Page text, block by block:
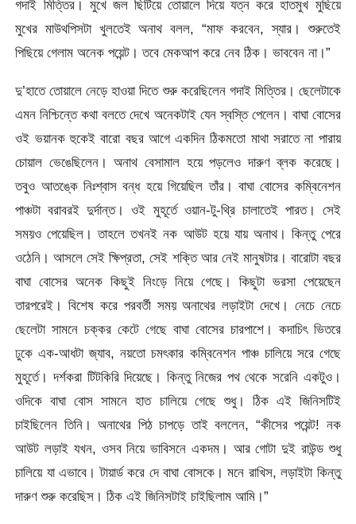
গদাই মিত্তির। মুখে জল ছিটিয়ে তোয়ালে দিয়ে যত্ন করে হাতমুখ মুছিয়ে
মুখের মাউথপিসটা খুলতেই অনাথ বলল, “মাফ করবেন, স্যার। শুরুতেই
পিছিয়ে গেলাম অনেক পয়েন্ট। তবে মেকআপ করে নেব ঠিক। ভাববেন না।”
দু’হাতে তোয়ালে নেড়ে হাওয়া দিতে শুরু করেছিলেন গদাই মিত্তির। ছেলেটাকে
এমন নিশ্চিন্তে কথা বলতে দেখে অনেকটাই যেন স্বস্তি পেলেন। বাঘা বোসের
ওই ভয়ানক হুকেই বারো বছর আগে একদিন ঠিকমতো মাথা সরাতে না পারায়
চোয়াল ভেঙেছিলেন। অনাথ বেসামাল হয়ে পড়লেও দারুণ ব্লক করেছে।
তবুও আতঙ্কে নিঃশ্বাস বন্ধ হয়ে গিয়েছিল তাঁর। বাঘা বোসের কম্বিনেশন
পাঞ্চটা বরাবরই দুর্দান্ত। ওই মুহূর্তে ওয়ান-টু-থ্রি চালাতেই পারত। সেই
সময়ও পেয়েছিল। তাহলে তখনই নক আউট হয়ে যায় অনাথ। কিন্তু পেরে
ওঠেনি। আসলে সেই ক্ষিপ্রতা, সেই শক্তি আর নেই মানুষটার। বারোটা বছর
বাঘা বোসের অনেক কিছুই নিংড়ে নিয়ে গেছে। কিছুটা ভরসা পেয়েছেন
তারপরেই। বিশেষ করে পরবর্তী সময় অনাথের লড়াইটা দেখে। নেচে নেচে
ছেলেটা সামনে চক্কর কেটে গেছে বাঘা বোসের চারপাশে। কদাচিৎ ভিতরে
ঢুকে এক-আধটা জ্যাব, নয়তো চমৎকার কম্বিনেশন পাঞ্চ চালিয়ে সরে গেছে
মুহূর্তে। দর্শকরা টিটকিরি দিয়েছে। কিন্তু নিজের পথ থেকে সরেনি একটুও।
ওদিকে বাঘা বোস সামনে হাত চালিয়ে গেছে শুধু। ঠিক এই জিনিসটিই
চাইছিলেন তিনি। অনাথের পিঠ চাপড়ে তাই বললেন, “কীসের পয়েন্ট! নক
আউট লড়াই যখন, ওসব নিয়ে ভাবিসনে একদম। আর গোটা দুই রাউন্ড শুধু
চালিয়ে যা এভাবে। টায়ার্ড করে দে বাঘা বোসকে। মনে রাখিস, লড়াইটা কিন্তু
দারুণ শুরু করেছিস। ঠিক এই জিনিসটাই চাইছিলাম আমি।”